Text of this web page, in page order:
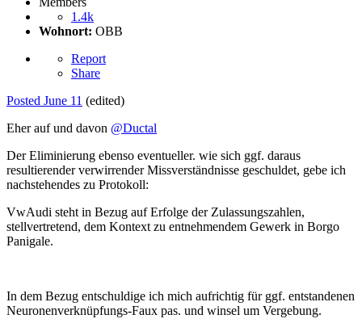
1.4k
Wohnort: OBB
Report
Share
Posted June 11 (edited)
Eher auf und davon @Ductal
Der Eliminierung ebenso eventueller. wie sich ggf. daraus
resultierender verwirrender Missverständnisse geschuldet, gebe ich
nachstehendes zu Protokoll:
VwAudi steht in Bezug auf Erfolge der Zulassungszahlen,
stellvertretend, dem Kontext zu entnehmendem Gewerk in Borgo
Panigale.
In dem Bezug entschuldige ich mich aufrichtig für ggf. entstandenen
Neuronenverknüpfungs-Faux pas. und winsel um Vergebung.